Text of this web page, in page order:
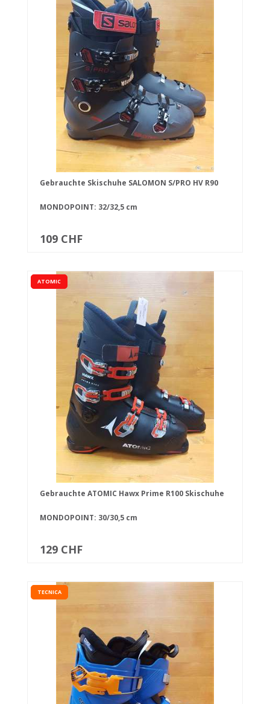
Gebrauchte Skischuhe SALOMON S/PRO HV R90
MONDOPOINT: 32/32,5 cm
109 CHF
ATOMIC
Gebrauchte ATOMIC Hawx Prime R100 Skischuhe
MONDOPOINT: 30/30,5 cm
129 CHF
TECNICA